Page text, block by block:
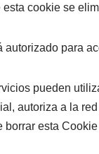
esta cookie se
para
pueden
autoriza a la
borrar esta